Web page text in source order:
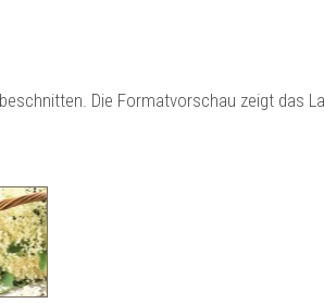
Die Formatvorschau zeigt das